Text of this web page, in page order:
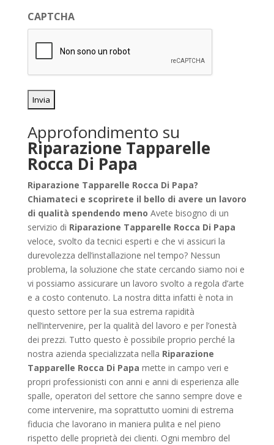
privacy
*
CAPTCHA
Approfondimento su
Riparazione Tapparelle
Rocca Di Papa
Riparazione Tapparelle Rocca Di Papa?
Chiamateci e scoprirete il bello di avere un lavoro
di qualità spendendo meno Avete bisogno di un
servizio di Riparazione Tapparelle Rocca Di Papa
veloce, svolto da tecnici esperti e che vi assicuri la
durevolezza dell’installazione nel tempo? Nessun
problema, la soluzione che state cercando siamo noi e
vi possiamo assicurare un lavoro svolto a regola d’arte
e a costo contenuto. La nostra ditta infatti è nota in
questo settore per la sua estrema rapidità
nell’intervenire, per la qualità del lavoro e per l’onestà
dei prezzi. Tutto questo è possibile proprio perché la
nostra azienda specializzata nella Riparazione
Tapparelle Rocca Di Papa mette in campo veri e
propri professionisti con anni e anni di esperienza alle
spalle, operatori del settore che sanno sempre dove e
come intervenire, ma soprattutto uomini di estrema
fiducia che lavorano in maniera pulita e nel pieno
rispetto delle proprietà dei clienti. Ogni membro del